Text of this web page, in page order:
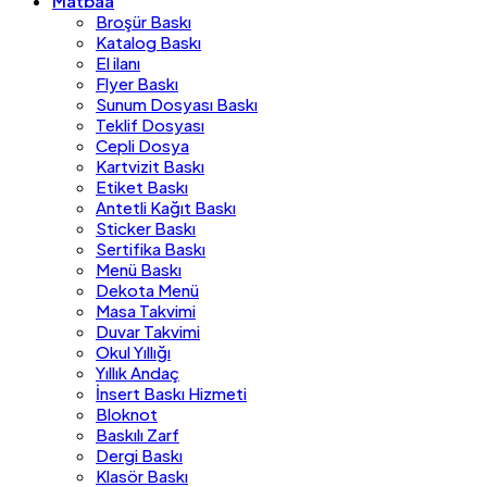
Broşür Baskı
Katalog Baskı
El ilanı
Flyer Baskı
Sunum Dosyası Baskı
Teklif Dosyası
Cepli Dosya
Kartvizit Baskı
Etiket Baskı
Antetli Kağıt Baskı
Sticker Baskı
Sertifika Baskı
Menü Baskı
Dekota Menü
Masa Takvimi
Duvar Takvimi
Okul Yıllığı
Yıllık Andaç
İnsert Baskı Hizmeti
Bloknot
Baskılı Zarf
Dergi Baskı
Klasör Baskı